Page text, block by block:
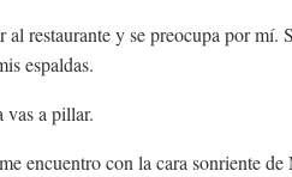
al restaurante y se preocupa por mí.
espaldas.
a pillar.
encuentro con la cara sonriente